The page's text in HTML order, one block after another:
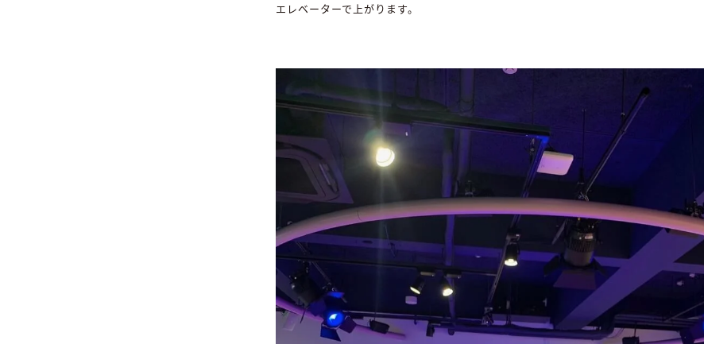
エレベーターで上がります。